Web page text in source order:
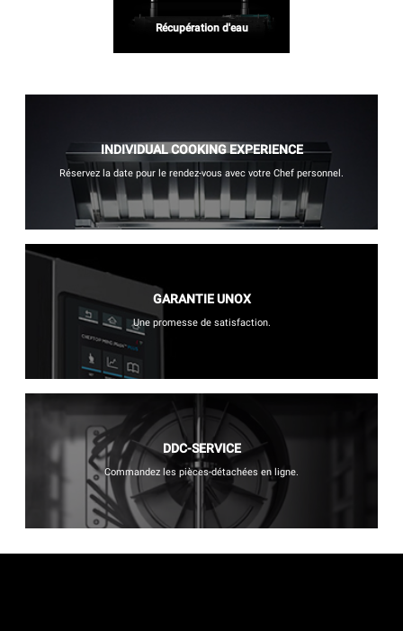
Récupération d'eau
INDIVIDUAL COOKING EXPERIENCE
Réservez la date pour le rendez-vous avec votre Chef personnel.
GARANTIE UNOX
Une promesse de satisfaction.
DDC-SERVICE
Commandez les pièces-détachées en ligne.